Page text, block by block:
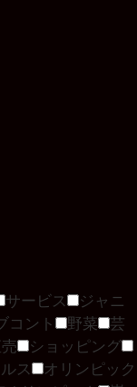
サービス
ジャニ
コント 野菜
芸
ショッピング
ス
オリンピック